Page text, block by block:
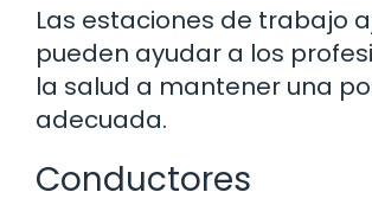
Las estaciones de trabajo
pueden ayudar a los
la salud a mantener una
adecuada.
Conductores